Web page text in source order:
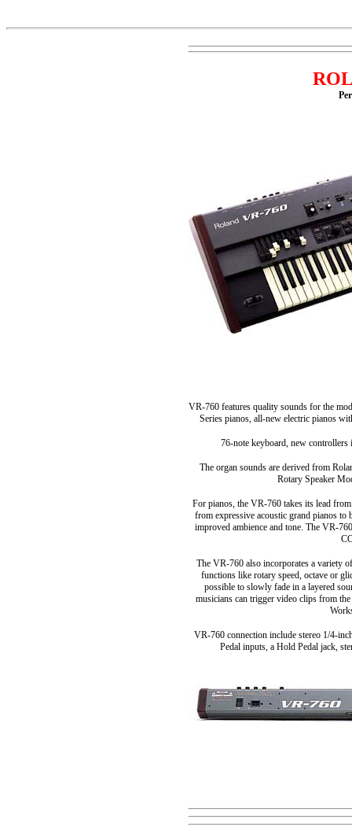
VR-760 features quality sounds for the
Series pianos, all-new electric pianos
76-note keyboard, new
The organ sounds are derived from
Rotary Speaker
For pianos, the VR-760 takes its lead
from expressive acoustic grand pianos
improved ambience and tone. The VR-
The VR-760 also incorporates a variety
functions like rotary speed, octave or
possible to slowly fade in a layered
musicians can trigger video clips from
VR-760 connection include stereo 1/4-
Pedal inputs, a Hold Pedal jack,